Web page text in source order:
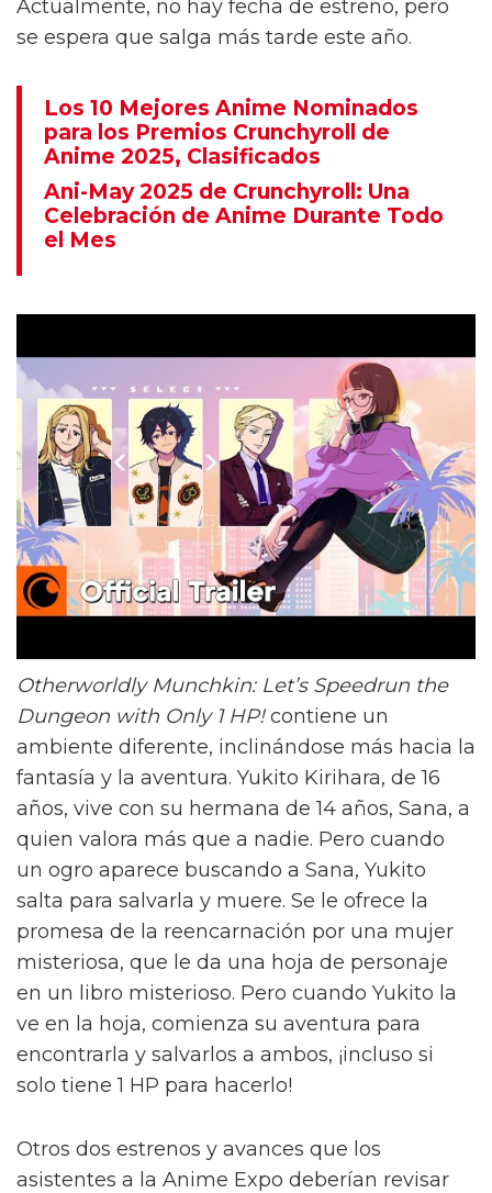
Actualmente, no hay fecha de estreno, pero
se espera que salga más tarde este año.
Los 10 Mejores Anime Nominados
para los Premios Crunchyroll de
Anime 2025, Clasificados
Ani-May 2025 de Crunchyroll: Una
Celebración de Anime Durante Todo
el Mes
Otherworldly Munchkin: Let’s Speedrun the
Dungeon with Only 1 HP!contiene un
ambiente diferente, inclinándose más hacia la
fantasía y la aventura. Yukito Kirihara, de 16
años, vive con su hermana de 14 años, Sana, a
quien valora más que a nadie. Pero cuando
un ogro aparece buscando a Sana, Yukito
salta para salvarla y muere. Se le ofrece la
promesa de la reencarnación por una mujer
misteriosa, que le da una hoja de personaje
en un libro misterioso. Pero cuando Yukito la
ve en la hoja, comienza su aventura para
encontrarla y salvarlos a ambos, ¡incluso si
solo tiene 1 HP para hacerlo!
Otros dos estrenos y avances que los
asistentes a la Anime Expo deberían revisar